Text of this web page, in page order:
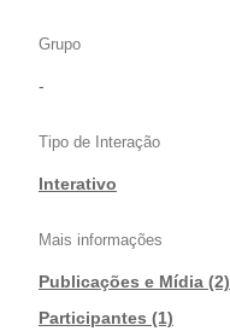
Grupo
-
Tipo de Interação
Interativo
Mais informações
Publicações e Mídia (2)
|Participantes (1)